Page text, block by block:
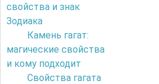
свойства и знак
Зодиака
Камень гагат:
магические свойства
и кому подходит
Свойства гагата